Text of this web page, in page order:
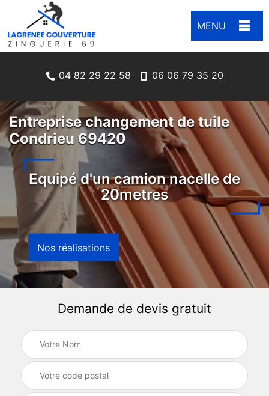
MENU
04 82 29 22 58 06 06 79 35 20
Entreprise changement de tuile
Condrieu 69420
Equipé d'un camion nacelle de
20metres
Nos réalisations
Demande de devis gratuit